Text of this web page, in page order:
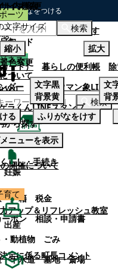
ひらがなをつける
検索
くらし・手続き
くらし・手続き
戸籍
税金
ボン
相談・申請書
動植物
ごみ
下水道
墓地・斎場
ーツ
との思い出を募集します
ネス
ついて
開催について
育て
アップ＆リフレッシュ教室
定に係る町長コメント
ト内検索
検索
ワード
ード） 暮らしの便利帳
ダー
忠類ナウマン象LINE
ラくんLINEスタンプ
から探す
妊娠
出産
イズ変更
文字サイズ
縮小
拡大
色変更
文字黒
背景黄
文
背
る ふりがなをけす
ニューを表示